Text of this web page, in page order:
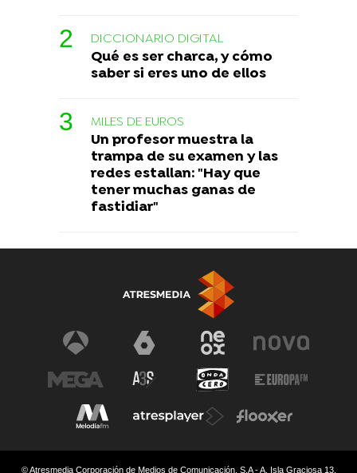
DICCIONARIO DIGITAL
Qué es ser charca, y cómo
saber si eres uno de ellos
MILES DE EUROS
Un profesor muestra la
trampa de su examen y las
redes estallan: "Hay que
tener muchas ganas de
fastidiar"
© Atresmedia Corporación de Medios de Comunicación, S.A - A. Isla Graciosa 13,